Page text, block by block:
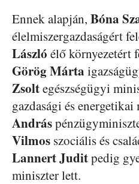
Ennek alapján, Bóna
élelmiszergazdaságért
László élő környezetért
Görög Márta
Zsoltegészségügyi
gazdasági és energetikai
András
Vilmos szociális és
Lannert Juditpedig
miniszter lett.